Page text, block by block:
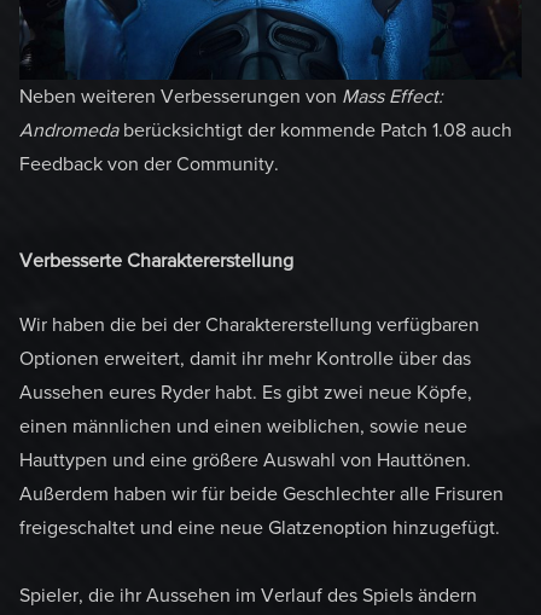
Neben weiteren Verbesserungen von Mass Effect:
Andromedaberücksichtigt der kommende Patch 1.08 auch
Feedback von der Community.
Verbesserte Charaktererstellung
Wir haben die bei der Charaktererstellung verfügbaren
Optionen erweitert, damit ihr mehr Kontrolle über das
Aussehen eures Ryder habt. Es gibt zwei neue Köpfe,
einen männlichen und einen weiblichen, sowie neue
Hauttypen und eine größere Auswahl von Hauttönen.
Außerdem haben wir für beide Geschlechter alle Frisuren
freigeschaltet und eine neue Glatzenoption hinzugefügt.
Spieler, die ihr Aussehen im Verlauf des Spiels ändern